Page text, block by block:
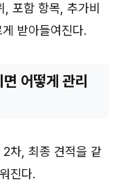
포함 항목, 추가비
받아들여진다.
어떻게 관리
2차, 최종 견적을 같
진다.